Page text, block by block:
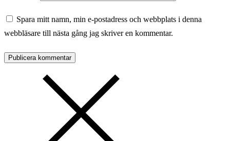
Spara mitt namn, min e-postadress och webbplats i denna
webbläsare till nästa gång jag skriver en kommentar.